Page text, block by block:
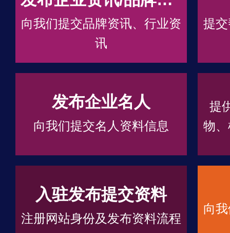
向我们提交品牌资讯、行业资
讯
提
发布企业名人
向我们提交名人资料信息
提
物
入驻发布提交资料
注册网站身份及发布资料流程
向